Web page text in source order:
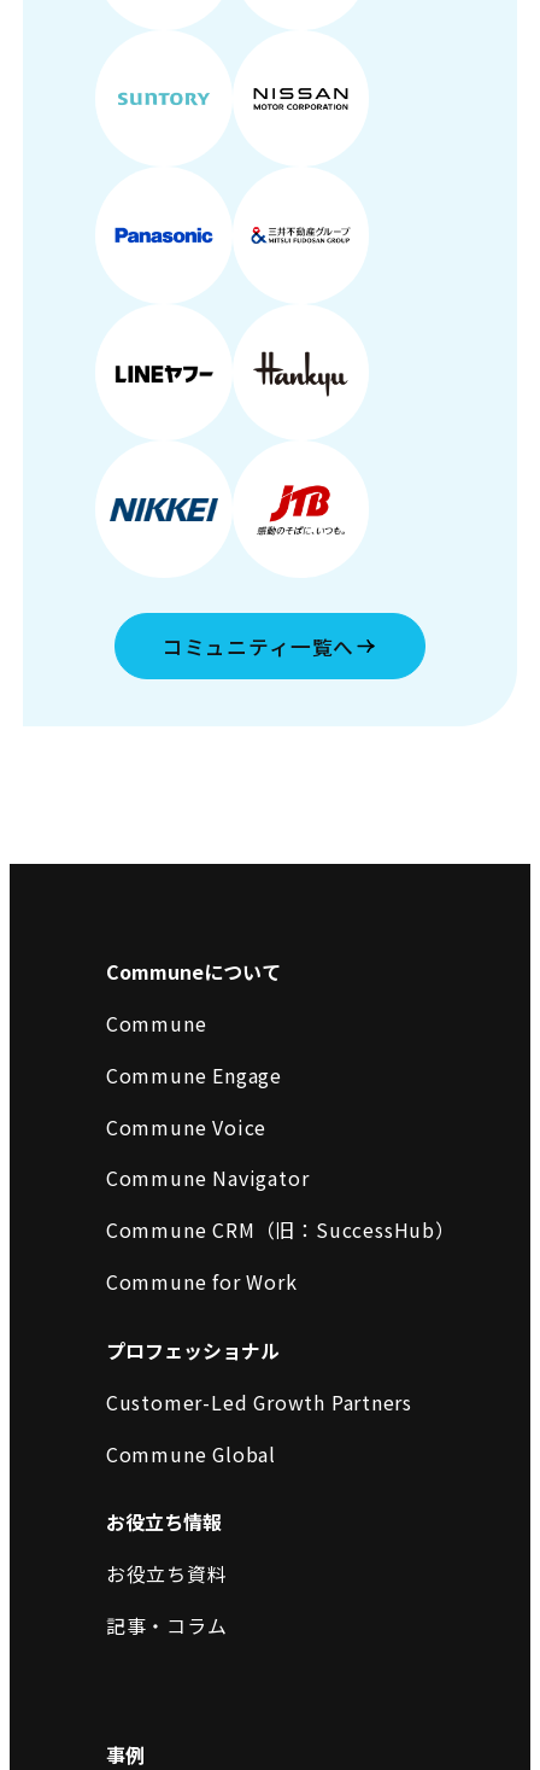
コミュニティ一覧へ
Communeについて
Commune
Commune Engage
Commune Voice
Commune Navigator
Commune CRM（旧：SuccessHub）
Commune for Work
プロフェッショナル
Customer-Led Growth Partners
Commune Global
お役立ち情報
お役立ち資料
記事・コラム
事例